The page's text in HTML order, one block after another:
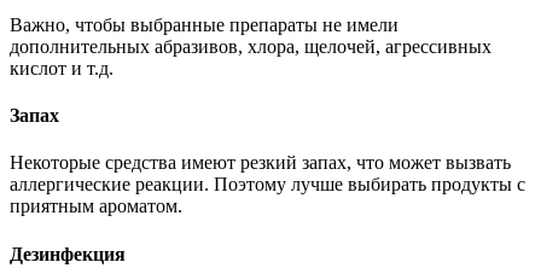
Важно, чтобы выбранные препараты не имели
дополнительных абразивов, хлора, щелочей, агрессивных
кислот и т.д.
Запах
Некоторые средства имеют резкий запах, что может вызвать
аллергические реакции. Поэтому лучше выбирать продукты с
приятным ароматом.
Дезинфекция